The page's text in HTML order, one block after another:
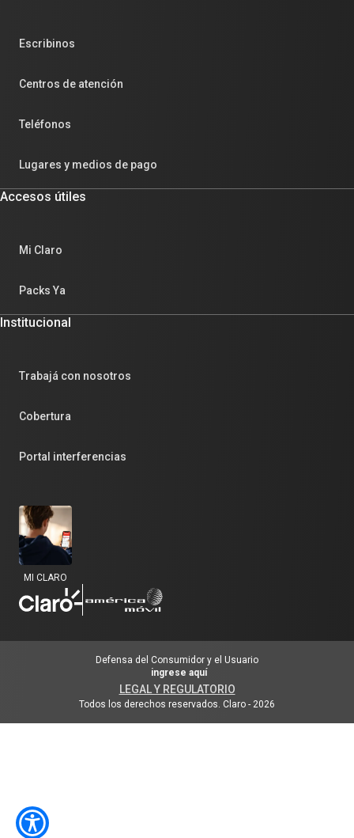
Escribinos
Centros de atención
Teléfonos
Lugares y medios de pago
Accesos útiles
Mi Claro
Packs Ya
Institucional
Trabajá con nosotros
Cobertura
Portal interferencias
MI CLARO
Todos los derechos reservados. Claro - 2026
LEGAL Y REGULATORIO
Defensa del Consumidor y el Usuario
ingrese aquí